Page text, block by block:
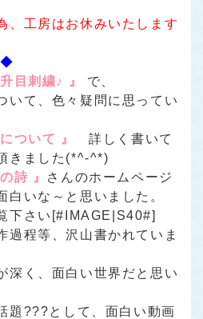
、工房はお休みいたします
◆
目刺繍♪ 』
で、
いて、色々疑問に思ってい
ついて 』
詳しく書いて
きました(*^-^*)
詩 』 さんのホームページ
白いな～と思いました。
下さい[#IMAGE|S40#]
過程等、沢山書かれていま
深く、面白い世界だと思い
題???として、面白い動画